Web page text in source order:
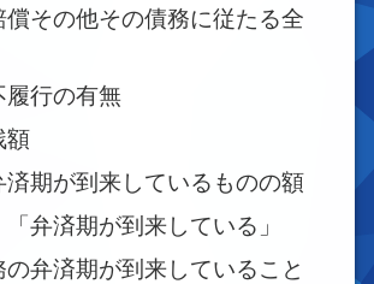
償その他その債務に従たる全
の有無
が到来しているものの額
弁済期が到来している」
済期が到来していること